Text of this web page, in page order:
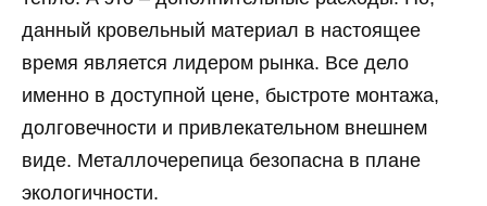
данный кровельный материал в настоящее
время является лидером рынка. Все дело
именно в доступной цене, быстроте монтажа,
долговечности и привлекательном внешнем
виде. Металлочерепица безопасна в плане
экологичности.